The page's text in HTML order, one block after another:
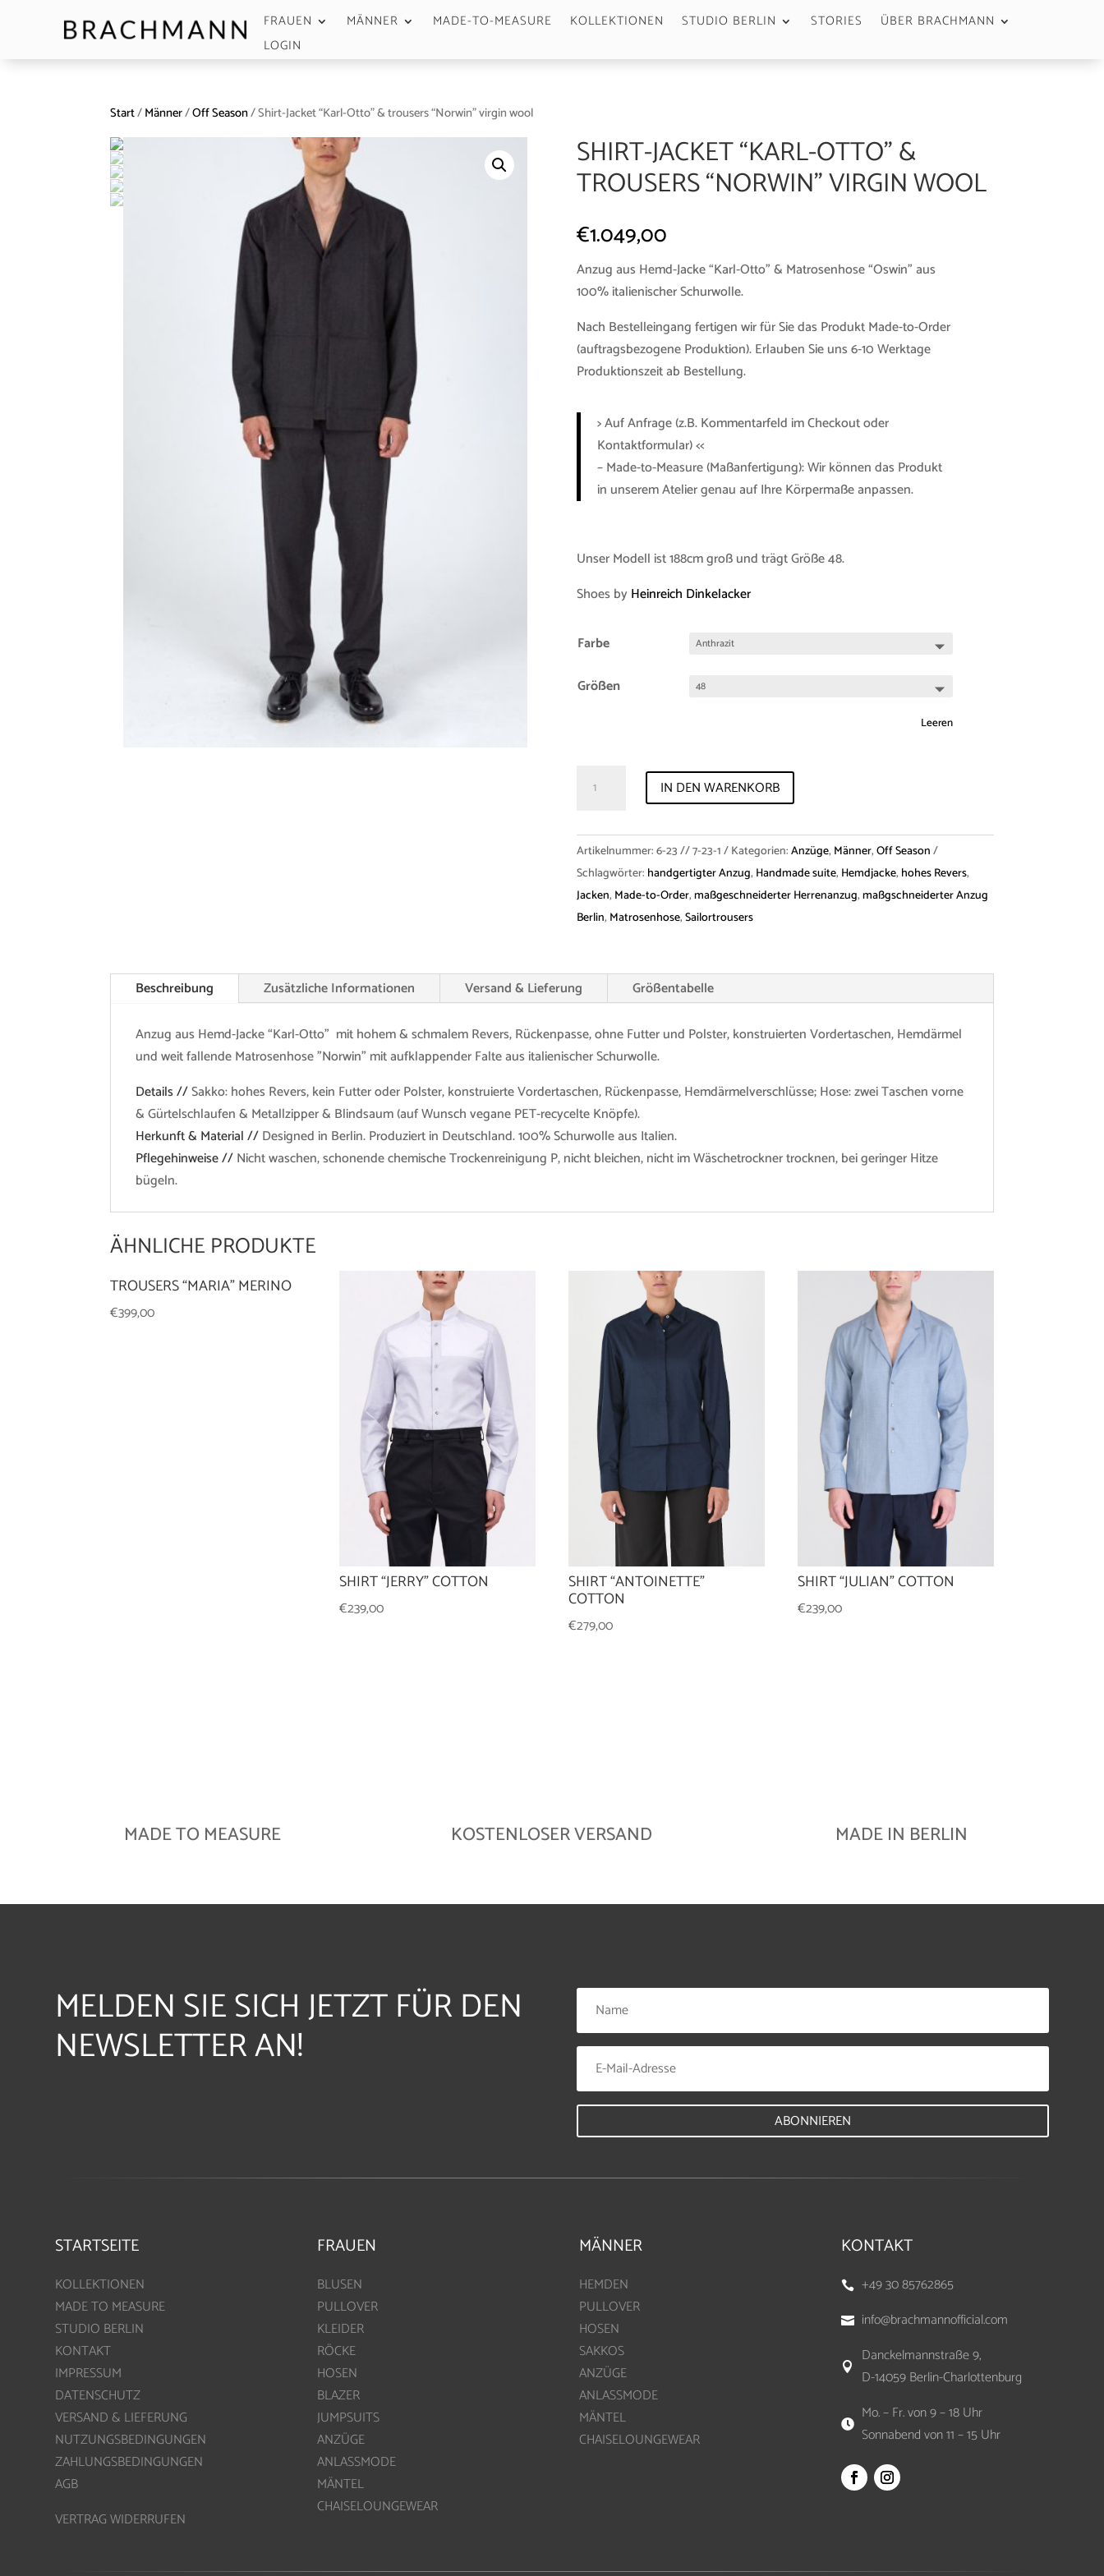
FRAUEN MÄNNER MADE-TO-MEASURE KOLLEKTIONEN STUDIO BERLIN STORIES
ÜBER BRACHMANN
LOGIN
Start/Männer/Off Season/ Shirt-Jacket “Karl-Otto” & trousers “Norwin” virgin wool
SHIRT-JACKET “KARL-OTTO” &
TROUSERS “NORWIN” VIRGIN WOOL
€1.049,00
Anzug aus Hemd-Jacke “Karl-Otto” & Matrosenhose “Oswin” aus
100% italienischer Schurwolle.
Nach Bestelleingang fertigen wir für Sie das Produkt Made-to-Order
(auftragsbezogene Produktion). Erlauben Sie uns 6-10 Werktage
Produktionszeit ab Bestellung.
> Auf Anfrage (z.B. Kommentarfeld im Checkout oder
Kontaktformular) <<
– Made-to-Measure (Maßanfertigung): Wir können das Produkt
in unserem Atelier genau auf Ihre Körpermaße anpassen.
Unser Modell ist 188cm groß und trägt Größe 48.
Shoes byHeinreich Dinkelacker
Farbe
Größen
Leeren
Jacket
Otto"
&
trousers
"Norwin"
Menge
IN DEN WARENKORB
Artikelnummer:6-23 // 7-23-1 Kategorien:Anzüge, Männer,Off Season
Schlagwörter: handgertigter Anzug, Handmade suite, Hemdjacke, hohes Revers,
Jacken, Made-to-Order,maßgeschneiderter Herrenanzug,maßgschneiderter Anzug
Berlin, Matrosenhose,Sailortrousers
Beschreibung Zusätzliche Informationen Versand & Lieferung Größentabelle
Anzug aus Hemd-Jacke “Karl-Otto” mit hohem & schmalem Revers, Rückenpasse, ohne Futter und Polster, konstruierten Vordertaschen, Hemdärmel
und weit fallende Matrosenhose "Norwin" mit aufklappender Falte aus italienischer Schurwolle.
Details //Sakko: hohes Revers, kein Futter oder Polster, konstruierte Vordertaschen, Rückenpasse, Hemdärmelverschlüsse; Hose: zwei Taschen vorne
& Gürtelschlaufen & Metallzipper & Blindsaum (auf Wunsch vegane PET-recycelte Knöpfe).
Herkunft & Material //Designed in Berlin. Produziert in Deutschland. 100% Schurwolle aus Italien.
Pflegehinweise //Nicht waschen, schonende chemische Trockenreinigung P, nicht bleichen, nicht im Wäschetrockner trocknen, bei geringer Hitze
bügeln.
ÄHNLICHE PRODUKTE
TROUSERS “MARIA” MERINO
€399,00
SHIRT “JERRY” COTTON
€239,00
SHIRT “ANTOINETTE”
COTTON
€279,00
SHIRT “JULIAN” COTTON
€239,00
MADE TO MEASURE KOSTENLOSER VERSAND MADE IN BERLIN
MELDEN SIE SICH JETZT FÜR DEN
NEWSLETTER AN!
ABONNIEREN
STARTSEITE
KOLLEKTIONEN
MADE TO MEASURE
STUDIO BERLIN
KONTAKT
IMPRESSUM
DATENSCHUTZ
VERSAND & LIEFERUNG
NUTZUNGSBEDINGUNGEN
ZAHLUNGSBEDINGUNGEN
AGB
VERTRAG WIDERRUFEN
FRAUEN
BLUSEN
PULLOVER
KLEIDER
RÖCKE
HOSEN
BLAZER
JUMPSUITS
ANZÜGE
ANLASSMODE
MÄNTEL
CHAISELOUNGEWEAR
MÄNNER
HEMDEN
PULLOVER
HOSEN
SAKKOS
ANZÜGE
ANLASSMODE
MÄNTEL
CHAISELOUNGEWEAR
KONTAKT
 +49 30 85762865
 info@brachmannofficial.com

Danckelmannstraße 9,
D-14059 Berlin-Charlottenburg

Mo. – Fr. von 9 – 18 Uhr
Sonnabend von 11 – 15 Uhr